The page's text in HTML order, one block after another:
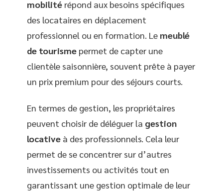
mobilité répond aux besoins spécifiques
des locataires en déplacement
professionnel ou en formation. Le meublé
de tourisme permet de capter une
clientèle saisonnière, souvent prête à payer
un prix premium pour des séjours courts.
En termes de gestion, les propriétaires
peuvent choisir de déléguer la gestion
locative à des professionnels. Cela leur
permet de se concentrer sur d’autres
investissements ou activités tout en
garantissant une gestion optimale de leur